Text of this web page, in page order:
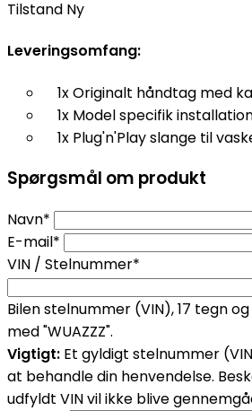
Tilstand Ny
Leveringsomfang:
1x Originalt håndtag med
1x Model specifik
1x Plug'n'Play slange til
Spørgsmål om produkt
Navn*
E-mail*
VIN / Stelnummer*
Bilen stelnummer (VIN), 17 tegn
med "WUAZZZ".
Vigtigt: Et gyldigt stelnummer
at behandle din henvendelse.
udfyldt VIN vil ikke blive